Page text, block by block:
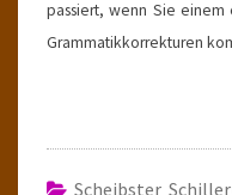
passiert, wenn Sie einem
Grammatikkorrekturen
Scheibster